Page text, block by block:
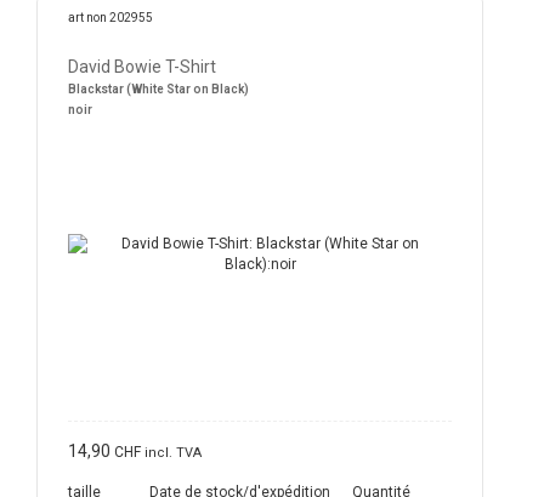
art non 202955
David Bowie T-Shirt
Blackstar (White Star on Black)
noir
14,90 CHF incl. TVA
taille Date de stock/d'expédition Quantité